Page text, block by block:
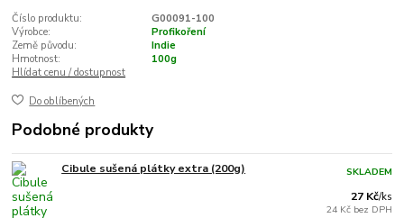
Číslo produktu:
G00091-100
Výrobce:
Profikoření
Země původu:
Indie
Hmotnost:
100g
Hlídat cenu / dostupnost
Do oblíbených
Podobné produkty
Cibule sušená plátky extra (200g)
27 Kč/ks
24 Kč bez DPH
SKLADEM